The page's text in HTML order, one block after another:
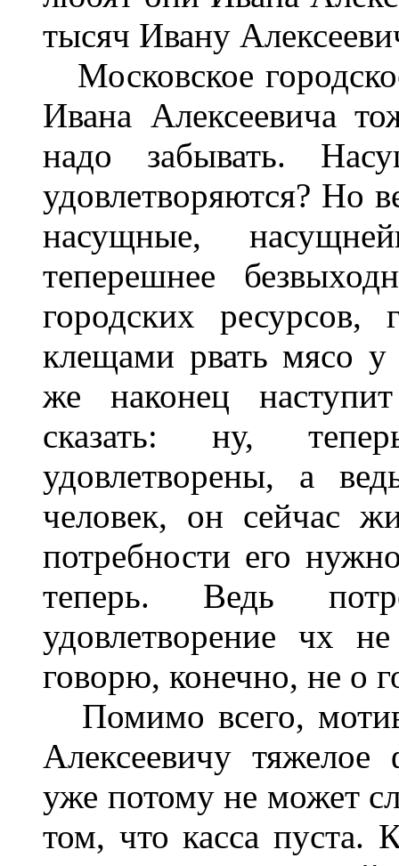
тысяч Ивану
Московское
Ивана Алексеевича
надо забывать.
удовлетворяются? Но
насущные,
теперешнее
городских ресурсов,
клещами рвать мясо
же наконец
сказать: ну,
удовлетворены, а
человек, он сейчас
потребности его
теперь. Ведь
удовлетворение чх
говорю, конечно, не о
Помимо всего,
Алексеевичу тяжелое
уже потому не может
том, что касса пуста.